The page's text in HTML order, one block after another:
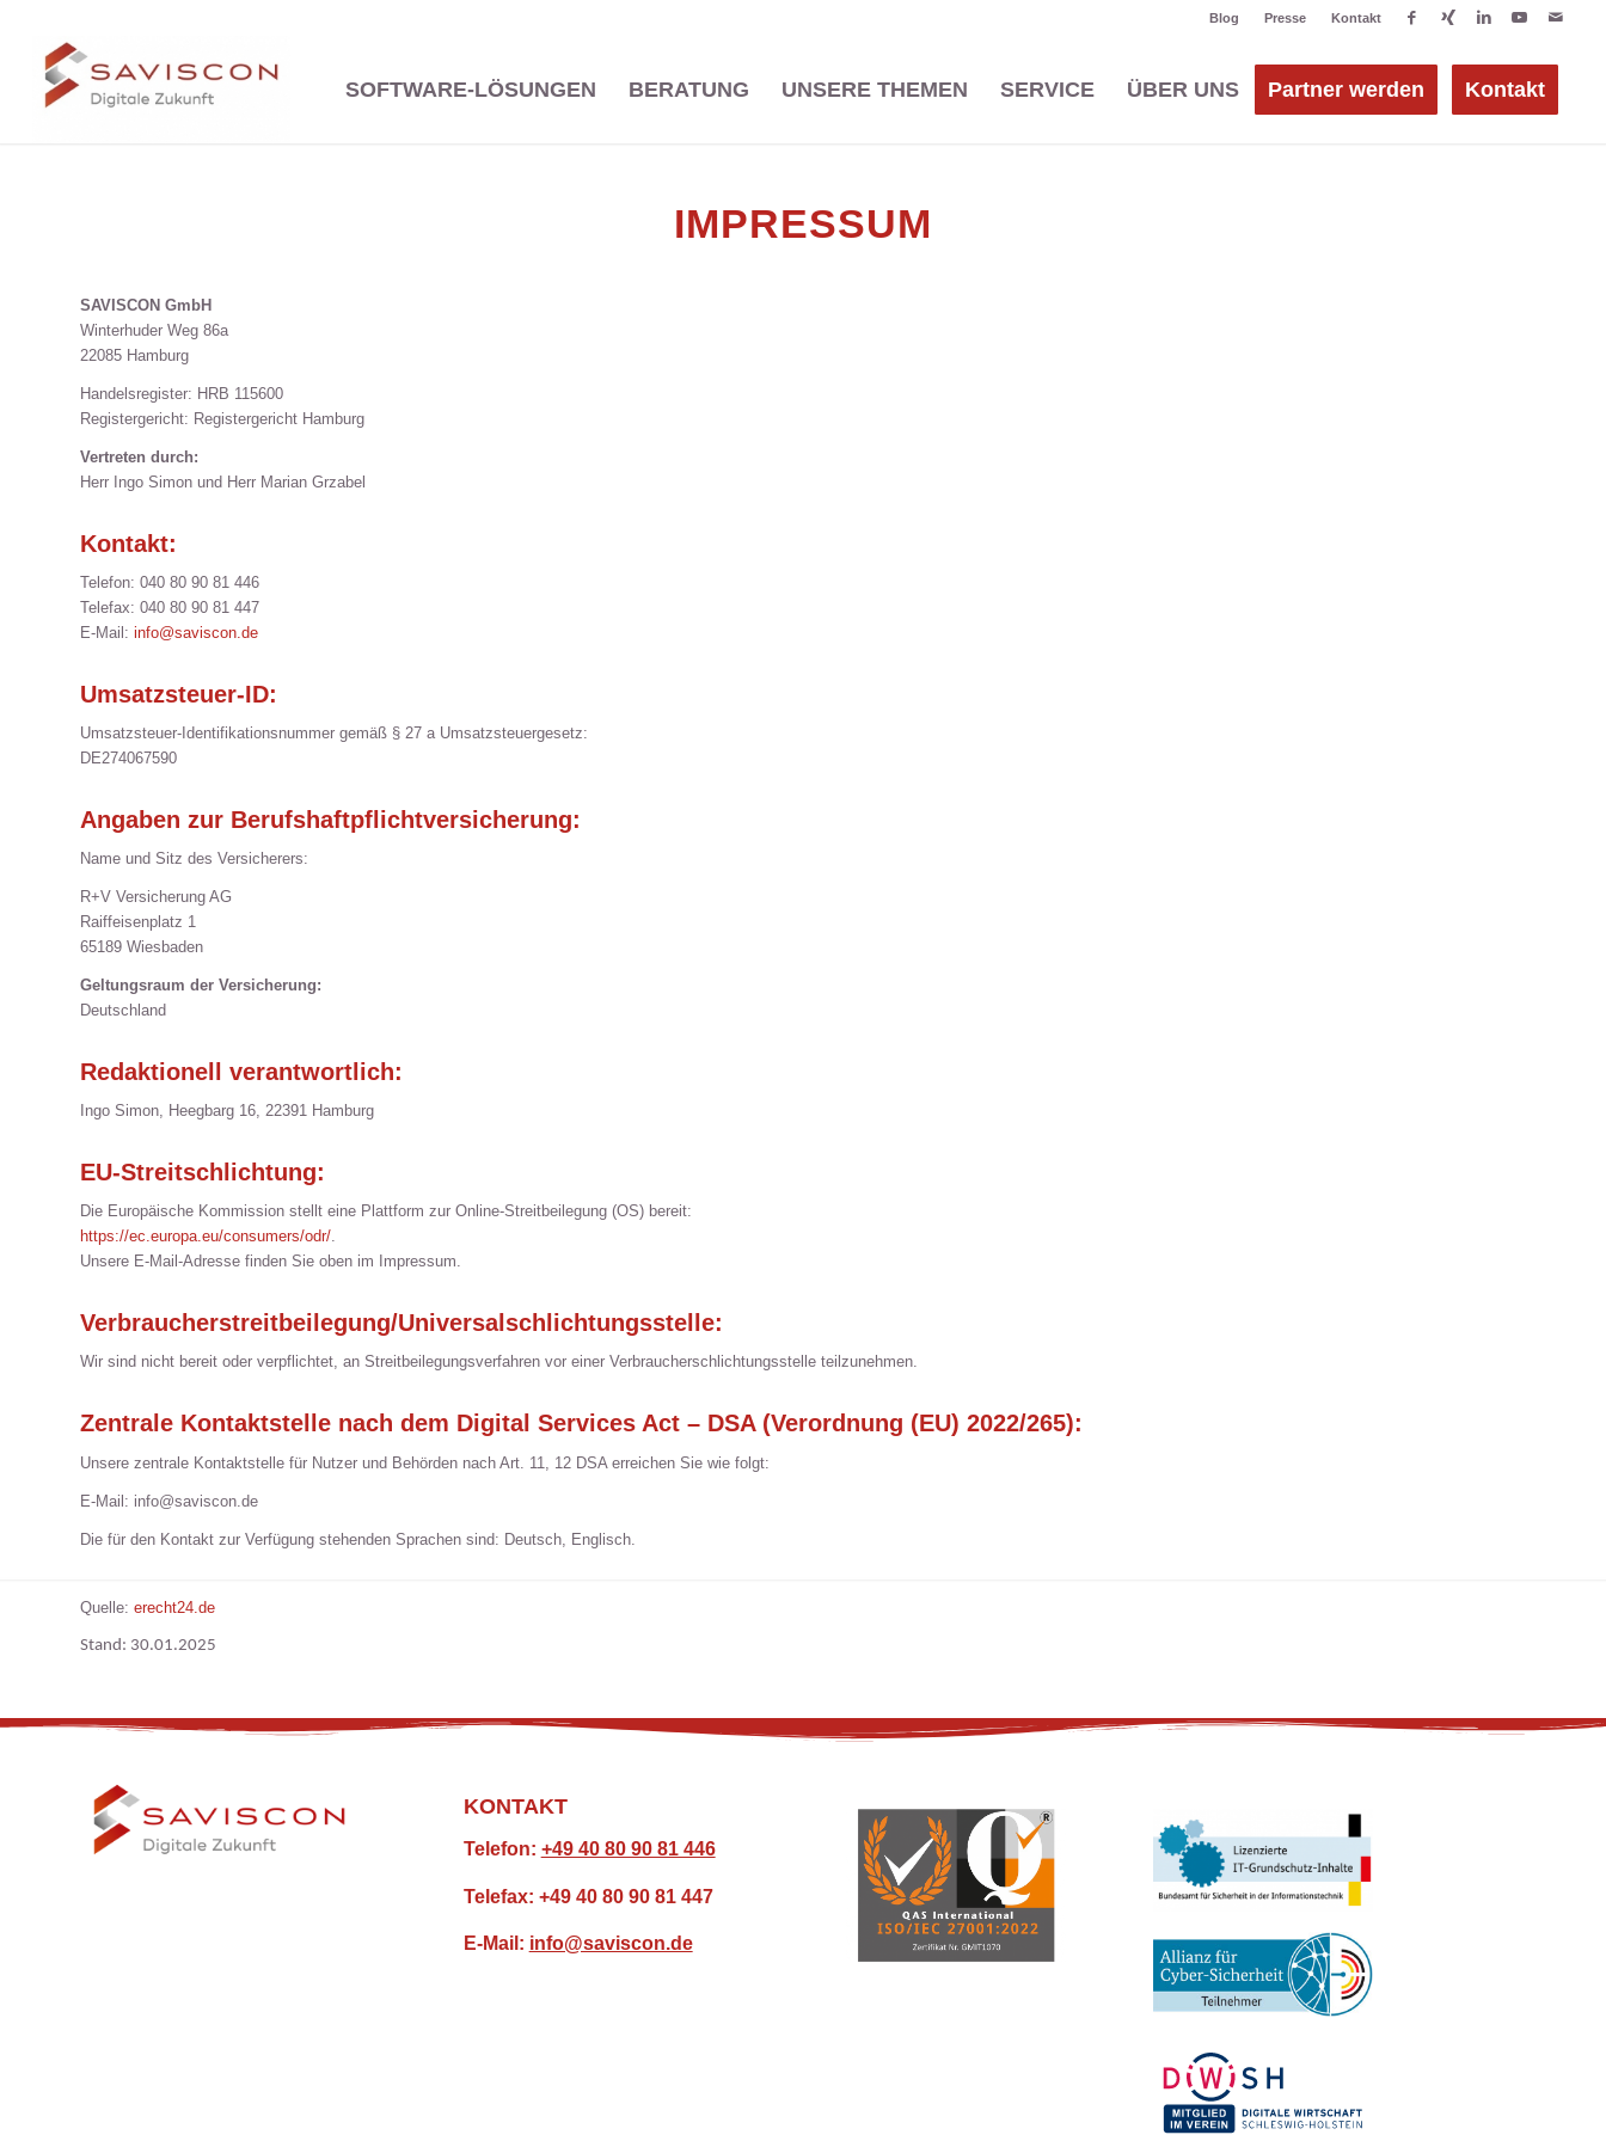
Blog Presse Kontakt
SOFTWARE-LÖSUNGEN BERATUNG UNSERE THEMEN SERVICE ÜBER UNS Partner werden Kontakt
IMPRESSUM
SAVISCON GmbH
Winterhuder Weg 86a
22085 Hamburg
Handelsregister: HRB 115600
Registergericht: Registergericht Hamburg
Vertreten durch:
Herr Ingo Simon und Herr Marian Grzabel
Kontakt:
Telefon: 040 80 90 81 446
Telefax: 040 80 90 81 447
E-Mail: info@saviscon.de
Umsatzsteuer-ID:
Umsatzsteuer-Identifikationsnummer gemäß § 27 a Umsatzsteuergesetz:
DE274067590
Angaben zur Berufshaftpflichtversicherung:
Name und Sitz des Versicherers:
R+V Versicherung AG
Raiffeisenplatz 1
65189 Wiesbaden
Geltungsraum der Versicherung:
Deutschland
Redaktionell verantwortlich:
Ingo Simon, Heegbarg 16, 22391 Hamburg
EU-Streitschlichtung:
Die Europäische Kommission stellt eine Plattform zur Online-Streitbeilegung (OS) bereit:
https://ec.europa.eu/consumers/odr/.
Unsere E-Mail-Adresse finden Sie oben im Impressum.
Verbraucherstreitbeilegung/Universalschlichtungsstelle:
Wir sind nicht bereit oder verpflichtet, an Streitbeilegungsverfahren vor einer Verbraucherschlichtungsstelle teilzunehmen.
Zentrale Kontaktstelle nach dem Digital Services Act – DSA (Verordnung (EU) 2022/265):
Unsere zentrale Kontaktstelle für Nutzer und Behörden nach Art. 11, 12 DSA erreichen Sie wie folgt:
E-Mail: info@saviscon.de
Die für den Kontakt zur Verfügung stehenden Sprachen sind: Deutsch, Englisch.
Quelle: erecht24.de
Stand: 30.01.2025
KONTAKT
Telefon: +49 40 80 90 81 446
Telefax: +49 40 80 90 81 447
E-Mail: info@saviscon.de